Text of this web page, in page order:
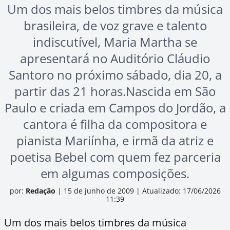
Um dos mais belos timbres da música
brasileira, de voz grave e talento
indiscutível, Maria Martha se
apresentará no Auditório Cláudio
Santoro no próximo sábado, dia 20, a
partir das 21 horas.Nascida em São
Paulo e criada em Campos do Jordão, a
cantora é filha da compositora e
pianista Mariínha, e irmã da atriz e
poetisa Bebel com quem fez parceria
em algumas composições.
por: Redação | 15 de junho de 2009 | Atualizado: 17/06/2026
11:39
Um dos mais belos timbres da música